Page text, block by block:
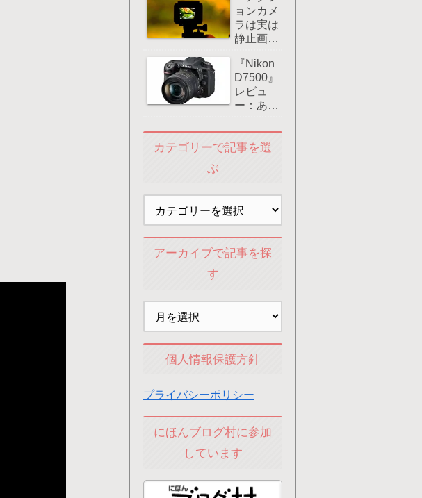
ョンカメ
ラに大き
なメリッ
ト！
メラで長
時間撮影
すると何
コのよう
にファイ
ルが分割
される
ョンカメ
ラは実は
静止画も
使い方は
こうだ！
『Nikon
D7500』
レビュ
ー：あな
肢は後継
機かそれ
カテゴリーで記事を選
ぶ
アーカイブで記事を探
す
個人情報保護方針
プライバシーポリシー
にほんブログ村に参加
しています